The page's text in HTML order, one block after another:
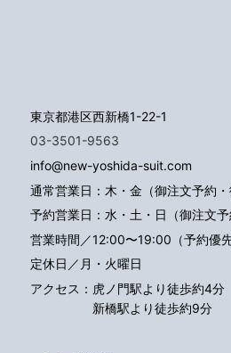
東京都港区西新橋1-22-1
03-3501-9563
info@new-yoshida-suit.com
通常営業日：木・金（御注文予約・
予約営業日：水・土・日（御注文予
営業時間／12:00〜19:00（予約優先
定休日／月・火曜日
アクセス： 虎ノ門駅より徒歩約4分
新橋駅より徒歩約9分